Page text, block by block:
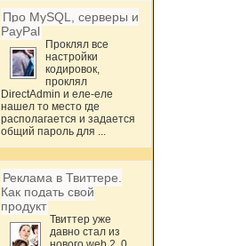
Про MySQL, серверы и
PayPal
Проклял все
настройки
кодировок,
проклял
DirectAdmin и еле-еле
нашел то место где
располагается и задается
общий пароль для ...
Реклама в Твиттере.
Как подать свой
продукт
Твиттер уже
давно стал из